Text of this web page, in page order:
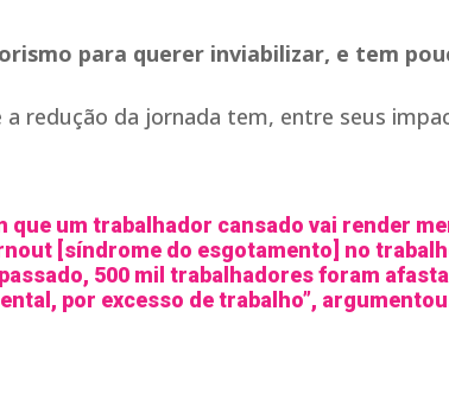
para querer inviabilizar, e tem
redução da jornada tem, entre seus
que um trabalhador cansado vai render
[síndrome do esgotamento] no
500 mil trabalhadores foram
por excesso de trabalho”,